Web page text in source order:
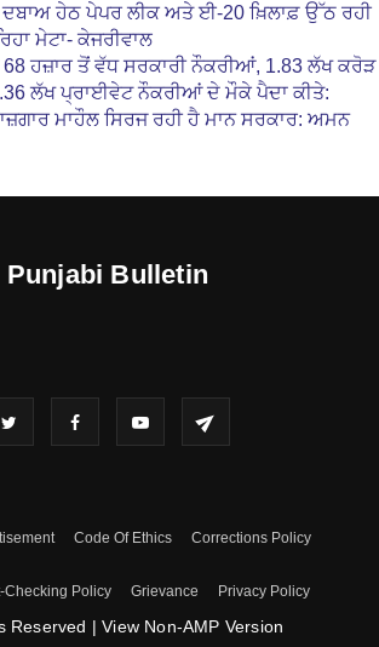
ਦਬਾਅ ਹੇਠ ਪੇਪਰ ਲੀਕ ਅਤੇ ਈ-20 ਖ਼ਿਲਾਫ਼ ਉੱਠ ਰਹੀ
ਮੇਟਾ- ਕੇਜਰੀਵਾਲ
68 ਹਜ਼ਾਰ ਤੋਂ ਵੱਧ ਸਰਕਾਰੀ ਨੌਕਰੀਆਂ, 1.83 ਲੱਖ ਕਰੋੜ
ਲੱਖ ਪ੍ਰਾਈਵੇਟ ਨੌਕਰੀਆਂ ਦੇ ਮੌਕੇ ਪੈਦਾ ਕੀਤੇ:
ਮਾਹੌਲ ਸਿਰਜ ਰਹੀ ਹੈ ਮਾਨ ਸਰਕਾਰ: ਅਮਨ
Punjabi Bulletin
Code Of Ethics Corrections Policy
Checking Policy Grievance Privacy Policy
Reserved | View Non-AMP Version